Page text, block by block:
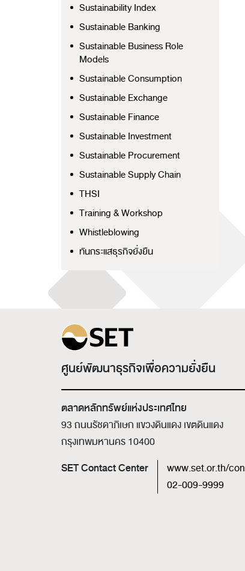
Sustainability Index
Sustainable Banking
Sustainable Business Role
Models
Sustainable Consumption
Sustainable Exchange
Sustainable Finance
Sustainable Investment
Sustainable Procurement
Sustainable Supply Chain
THSI
Training & Workshop
Whistleblowing
ทันกระแสธุรกิจยั่งยืน
ศูนย์พัฒนาธุรกิจเพื่อความยั่งยืน
ตลาดหลักทรัพย์แห่งประเทศไทย
93 ถนนรัชดาภิเษก แขวงดินแดง เขตดินแดง
กรุงเทพมหานคร 10400
SET Contact Center
www.set.or.th/
02-009-9999